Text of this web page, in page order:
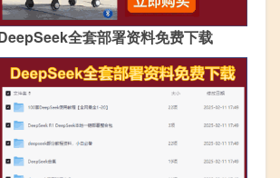
全套部署资料免费下载